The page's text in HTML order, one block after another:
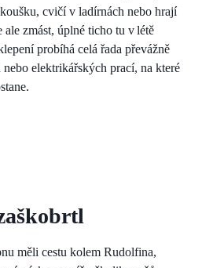
cvičí v ladírnách nebo hrají
zmást, úplné ticho tu v létě
probíhá celá řada převážně
elektrikářských prací, na které
měli cestu kolem Rudolfina,